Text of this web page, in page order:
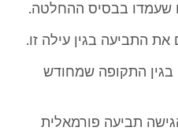
שעמדו בבסיס ההחלטה.
את התביעה בגין עילה זו.
התקופה שמחודש
תביעה פורמאלית